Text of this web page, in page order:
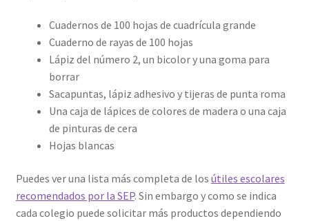
Cuadernos de 100 hojas de cuadrícula grande
Cuaderno de rayas de 100 hojas
Lápiz del número 2, un bicolor y una goma para
borrar
Sacapuntas, lápiz adhesivo y tijeras de punta roma
Una caja de lápices de colores de madera o una caja
de pinturas de cera
Hojas blancas
Puedes ver una lista más completa de los útiles escolares
recomendados por la SEP. Sin embargo y como se indica
cada colegio puede solicitar más productos dependiendo